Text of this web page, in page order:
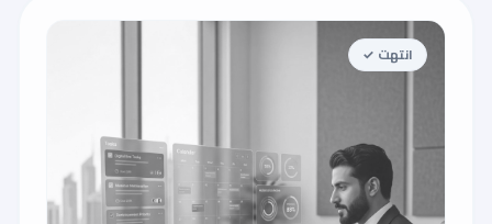
انتهت ✓